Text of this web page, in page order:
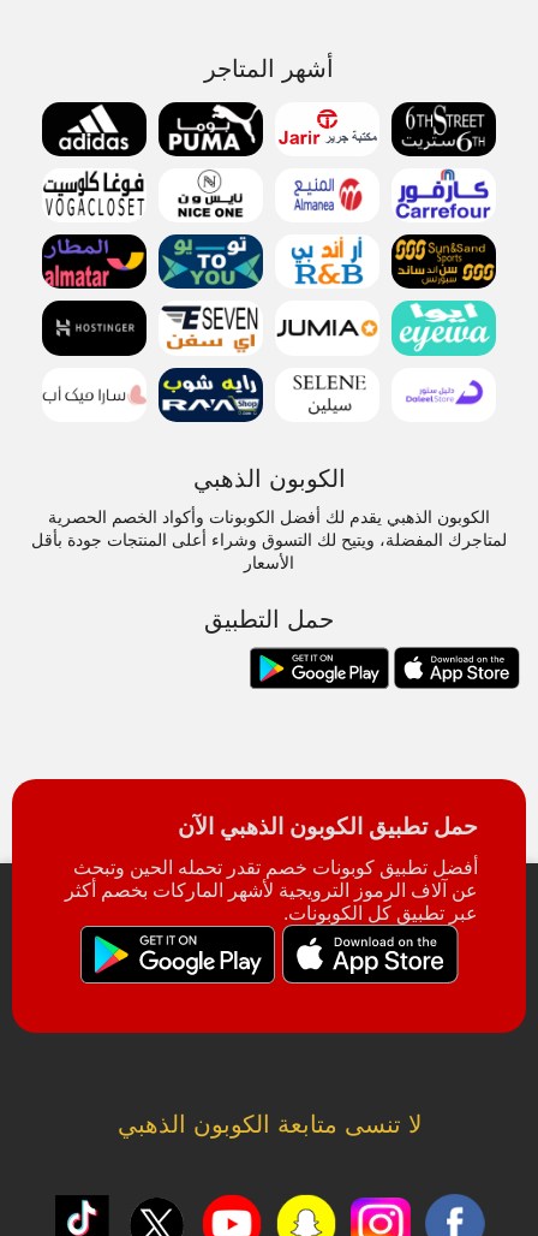
أشهر المتاجر
الكوبون الذهبي
الكوبون الذهبي يقدم لك أفضل الكوبونات وأكواد الخصم الحصرية
لمتاجرك المفضلة، ويتيح لك التسوق وشراء أعلى المنتجات جودة بأقل
الأسعار
حمل التطبيق
حمل تطبيق الكوبون الذهبي الآن
أفضل تطبيق كوبونات خصم تقدر تحمله الحين وتبحث
عن آلاف الرموز الترويجية لأشهر الماركات بخصم أكثر
عبر تطبيق كل الكوبونات.
لا تنسى متابعة الكوبون الذهبي